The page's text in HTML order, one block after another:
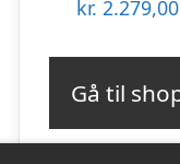
kr. 2.279,00
Gå til